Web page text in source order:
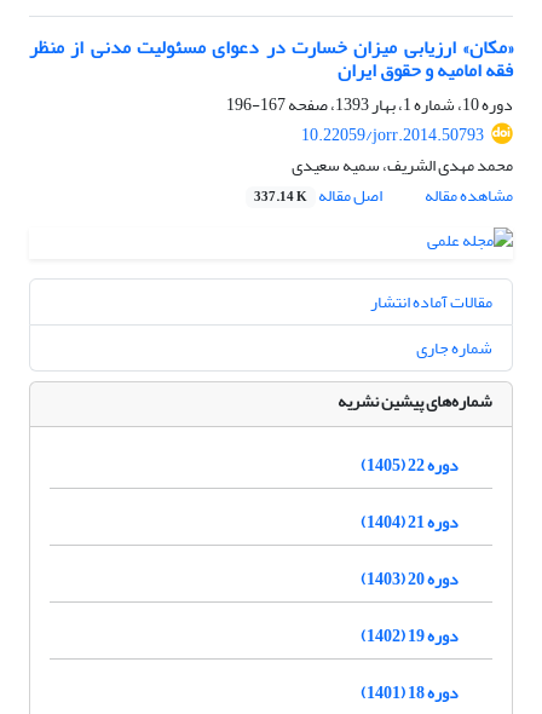
«مکان» ارزیابی میزان خسارت در دعوای مسئولیت مدنی از منظر
فقه امامیه و حقوق ایران
دوره 10، شماره 1، بهار 1393، صفحه
167-196
10.22059/jorr.2014.50793
محمد مهدی الشریف، سمیه سعیدی
مشاهده مقاله
اصل مقاله 337.14 K
مقالات آماده انتشار
شماره جاری
شماره‌های پیشین نشریه
دوره 22 (1405)
دوره 21 (1404)
دوره 20 (1403)
دوره 19 (1402)
دوره 18 (1401)